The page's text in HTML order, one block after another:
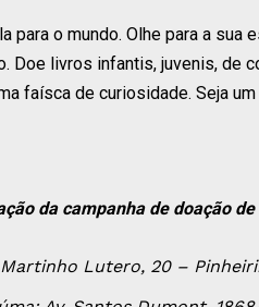
para o mundo. Olhe para a
Doe livros infantis, juvenis, de
faísca de curiosidade. Seja
da campanha de doação
Martinho Lutero, 20 –